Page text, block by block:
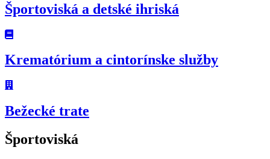
Športoviská a detské ihriská
Krematórium a cintorínske služby
Bežecké trate
Športoviská